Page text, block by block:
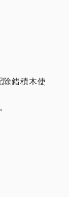
除錯積木使